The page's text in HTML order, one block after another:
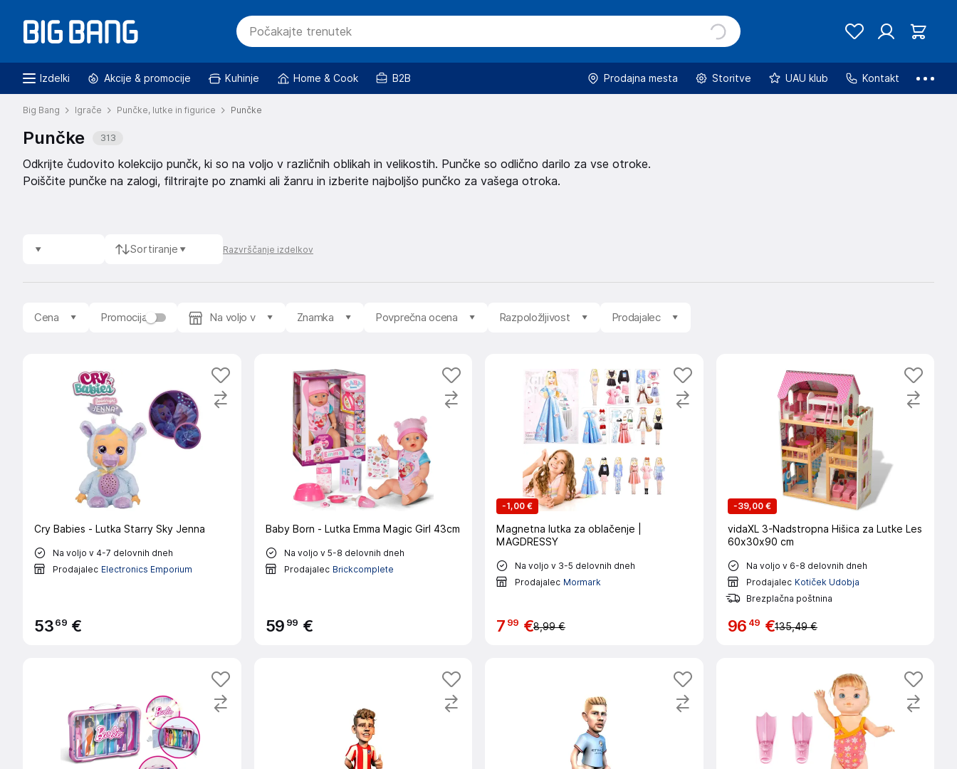
Izdelki Akcije & promocije Kuhinje Home & Cook B2B Prodajna mesta Storitve UAU klub Kontakt
Big Bang Igrače Punčke, lutke in figurice Punčke
Punčke 313
Odkrijte čudovito kolekcijo punčk, ki so na voljo v različnih oblikah in velikostih. Punčke so odlično darilo za vse otroke.
Poiščite punčke na zalogi, filtrirajte po znamki ali žanru in izberite najboljšo punčko za vašega otroka.
Sortiranje Razvrščanje izdelkov
Cena Promocija Na voljo v Znamka Povprečna ocena Razpoložljivost Prodajalec
Cry Babies - Lutka Starry Sky Jenna
Na voljo v 4-7 delovnih dneh
Prodajalec Electronics Emporium
5369 €
Baby Born - Lutka Emma Magic Girl 43cm
Na voljo v 5-8 delovnih dneh
Prodajalec Brickcomplete
59 99 €
-1,00 €
Magnetna lutka za oblačenje |
MAGDRESSY
Na voljo v 3-5 delovnih dneh
Prodajalec Mormark
7 99 €8,99 €
-39,00 €
vidaXL 3-Nadstropna Hišica za Lutke Les
60x30x90 cm
Na voljo v 6-8 delovnih dneh
Prodajalec Kotiček Udobja
Brezplačna poštnina
96 49 €135,49 €